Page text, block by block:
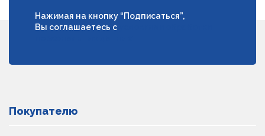
Нажимая на кнопку “Подписаться”,
Вы соглашаетесь с
Покупателю